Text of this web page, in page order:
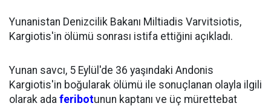
Yunanistan Denizcilik Bakanı Miltiadis Varvitsiotis,
Kargiotis'in ölümü sonrası istifa ettiğini açıkladı.
Yunan savcı, 5 Eylül'de 36 yaşındaki Andonis
Kargiotis'in boğularak ölümü ile sonuçlanan olayla ilgili
olarak ada feribotunun kaptanı ve üç mürettebat